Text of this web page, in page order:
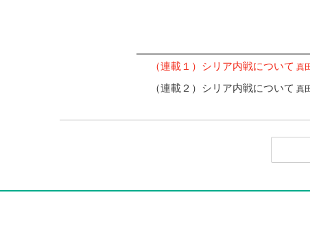
（連載１）シリア内戦について 真
（連載２）シリア内戦について 真